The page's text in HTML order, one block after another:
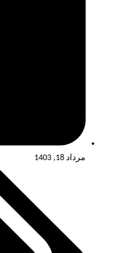
مرداد 18, 1403